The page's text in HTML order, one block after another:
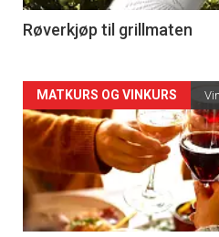
4
Røverkjøp til grillmaten
Forsiden
akkurat
nå
-
MATKURS OG VINKURS